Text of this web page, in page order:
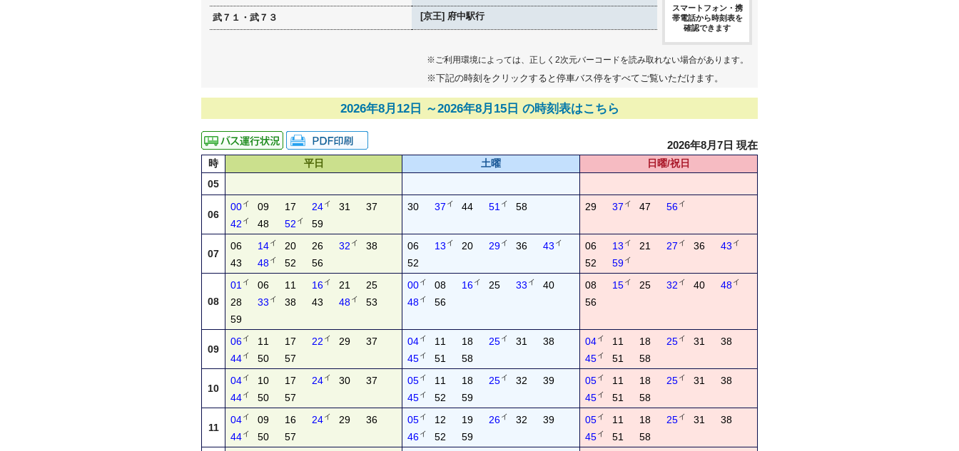
武７１・武７３ [京王] 府中駅行
スマートフォン・携
帯電話から時刻表を
確認できます
※ご利用環境によっては、正しく2次元バーコードを読み取れない場合があります。
※下記の時刻をクリックすると停車バス停をすべてご覧いただけます。
2026年8月12日 ～2026年8月15日 の時刻表はこちら
2026年8月7日 現在
時 平日 土曜
日曜/祝日
05
06
00イ 09 17 24イ 31
37
42 イ 48 52 イ 59
30 37 イ 44 51 イ 58 29 37 イ 47 56イ
07
06 14イ 20 26 32 イ
38
43
48イ 52 56
06 13 イ 20 29イ 36 43 イ
52
06 13 イ 21 27 イ 36 43 イ
52 59イ
08
01 イ 06 11 16イ 21
25
28
33 イ 38 43 48イ
53
59
00イ 08 16イ 25 33 イ
40
48イ 56
08 15イ 25 32 イ 40 48イ
56
09
06イ 11 17 22 イ 29
37
44イ 50 57
04イ 11 18 25イ 31
38
45イ 51 58
04イ 11 18 25イ 31
38
45イ 51 58
10
04イ 10 17 24イ 30
37
44イ 50 57
05イ 11 18 25イ 32
39
45イ 52 59
05イ 11 18 25イ 31
38
45イ 51 58
11
04イ 09 16 24イ 29
36
44イ 50 57
05イ 12 19 26イ 32
39
46イ 52 59
05イ 11 18 25イ 31
38
45イ 51 58